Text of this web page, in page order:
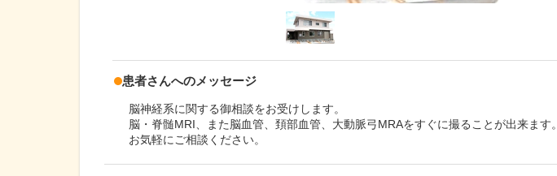
患者さんへのメッセージ
脳神経系に関する御相談をお受けします。
脳・脊髄MRI、また脳血管、頚部血管、大動脈弓MRAをすぐに撮ることが出来ます。
お気軽にご相談ください。